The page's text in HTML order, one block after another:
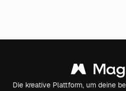
Die kreative Plattform, um deine